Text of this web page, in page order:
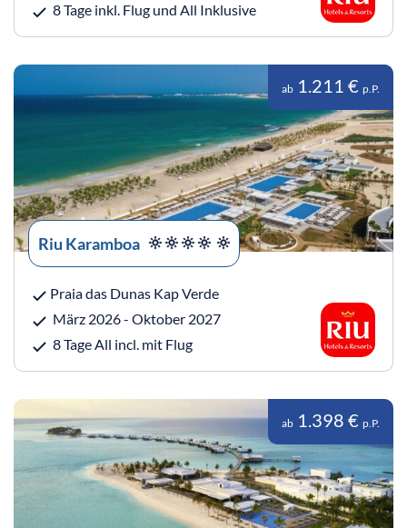
8 Tage inkl. Flug und All Inklusive
ab 1.211 € p.P.
Riu Karamboa
Praia das Dunas Kap Verde
März 2026 - Oktober 2027
8 Tage All incl. mit Flug
ab 1.398 € p.P.